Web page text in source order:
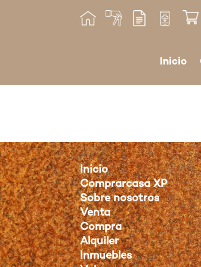
Inicio
Inicio
Comprarcasa XP
Sobre nosotros
Venta
Compra
Alquiler
Inmuebles